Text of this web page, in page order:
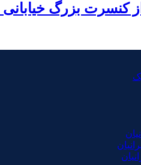
کنسرت بزرگ خیابانی